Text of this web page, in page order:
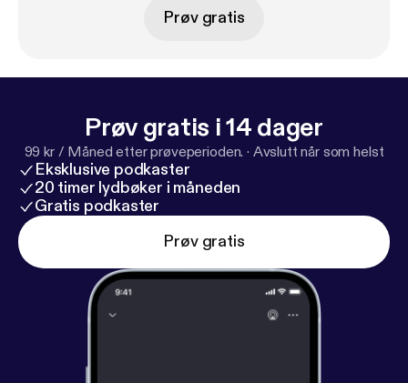
Prøv gratis
Prøv gratis i 14 dager
99 kr / Måned etter prøveperioden. · Avslutt når som helst
Eksklusive podkaster
20 timer lydbøker i måneden
Gratis podkaster
Prøv gratis